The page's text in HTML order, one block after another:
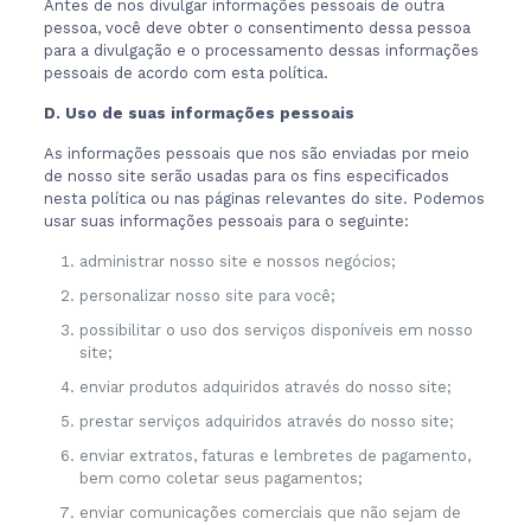
Antes de nos divulgar informações pessoais de outra
pessoa, você deve obter o consentimento dessa pessoa
para a divulgação e o processamento dessas informações
pessoais de acordo com esta política.
D. Uso de suas informações pessoais
As informações pessoais que nos são enviadas por meio
de nosso site serão usadas para os fins especificados
nesta política ou nas páginas relevantes do site. Podemos
usar suas informações pessoais para o seguinte:
administrar nosso site e nossos negócios;
personalizar nosso site para você;
possibilitar o uso dos serviços disponíveis em nosso
site;
enviar produtos adquiridos através do nosso site;
prestar serviços adquiridos através do nosso site;
enviar extratos, faturas e lembretes de pagamento,
bem como coletar seus pagamentos;
enviar comunicações comerciais que não sejam de